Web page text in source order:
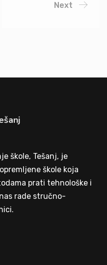
Next
škole, Tešanj, je
škole koja
prati tehnološke i
rade stručno-